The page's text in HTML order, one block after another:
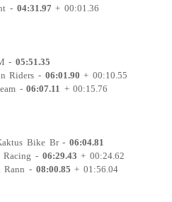
- 04:31.97+ 00:01.36
-05:51.35
Riders - 06:01.90 + 00:10.55
-06:07.11 + 00:15.76
Bike Br - 06:04.81
Racing - 06:29.43 + 00:24.62
Rann - 08:00.85 + 01:56.04